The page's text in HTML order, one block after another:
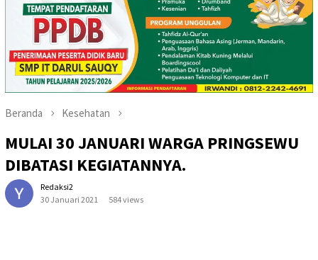
Beranda Kesehatan
MULAI 30 JANUARI WARGA PRINGSEWU
DIBATASI KEGIATANNYA.
Redaksi2
30 Januari 2021
584 views